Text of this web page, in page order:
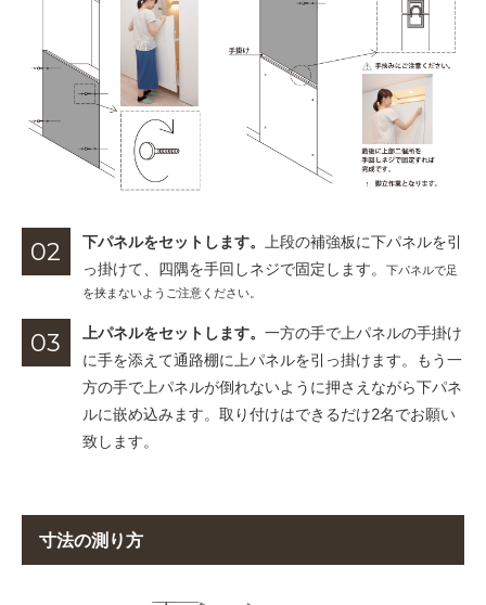
02 下パネルをセットします。
上段の補強板に下パネルを引
っ掛けて、四隅を手回しネジで固定します。
下パネルで足
を挟まないようご注意ください。
03 上パネルをセットします。 一方の手で上パネルの手掛け
に手を添えて通路棚に上パネルを引っ掛けます。もう一
方の手で上パネルが倒れないように押さえながら下パネ
ルに嵌め込みます。取り付けはできるだけ2名でお願い
致します。
寸法の測り方